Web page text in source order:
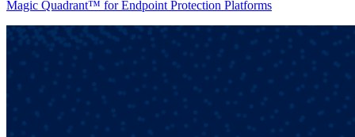
Magic Quadrant™ for Endpoint Protection Platforms